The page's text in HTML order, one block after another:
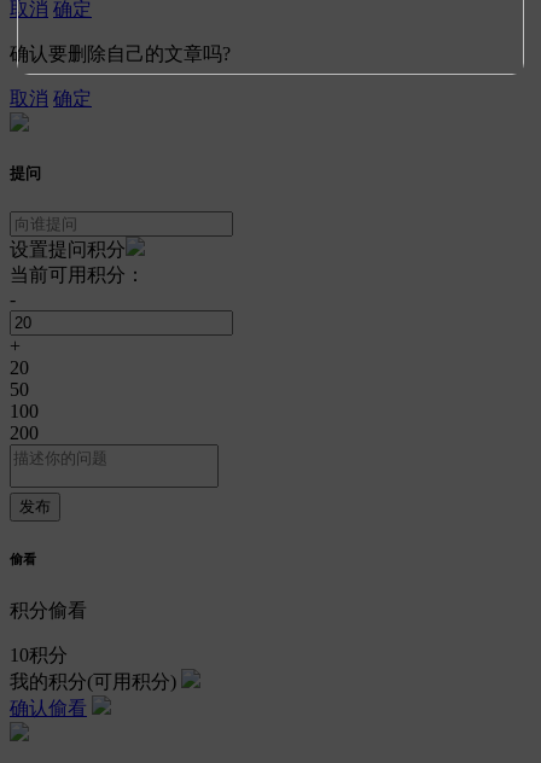
取消 确定
确认要删除自己的文章吗?
取消 确定
提问
设置提问积分
当前可用积分：
-
+
20
50
100
200
偷看
积分偷看
10积分
我的积分(可用积分)
确认偷看